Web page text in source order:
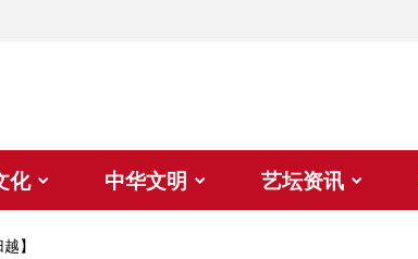
化 中华文明 艺坛资讯
】